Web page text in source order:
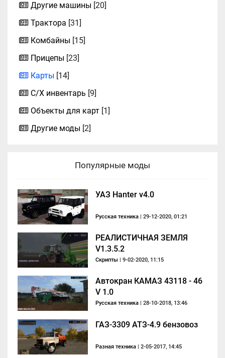
Другие машины [20]
Трактора [31]
Комбайны [15]
Прицепы [23]
Карты [14]
С/Х инвентарь [9]
Объекты для карт [1]
Другие моды [2]
Популярные моды
УАЗ Hanter v4.0
Русская техника | 29-12-2020, 01:21
РЕАЛИСТИЧНАЯ ЗЕМЛЯ
V1.3.5.2
Скрипты | 9-02-2020, 11:15
Автокран КАМАЗ 43118 - 46
V 1.0
Русская техника | 28-10-2018, 13:46
ГАЗ-3309 АТЗ-4.9 бензовоз
Разная техника | 2-05-2017, 14:45